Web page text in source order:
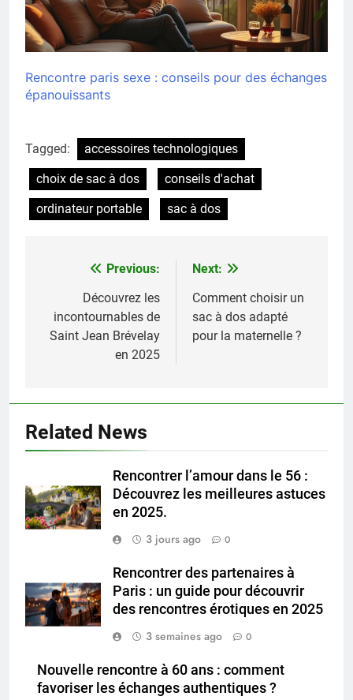
Rencontre paris sexe : conseils pour des échanges
épanouissants
Tagged:
accessoires technologiques
choix de sac à dos
conseils d'achat
ordinateur portable
sac à dos
Navigation
l’article
Previous:
Découvrez les
incontournables de
Saint Jean Brévelay
en 2025
Next:
Comment choisir un
sac à dos adapté
pour la maternelle ?
Related News
Rencontrer l’amour dans le 56 :
Découvrez les meilleures astuces
en 2025.
3 jours ago
0
Rencontrer des partenaires à
Paris : un guide pour découvrir
des rencontres érotiques en 2025
3 semaines ago
0
Nouvelle rencontre à 60 ans : comment
favoriser les échanges authentiques ?